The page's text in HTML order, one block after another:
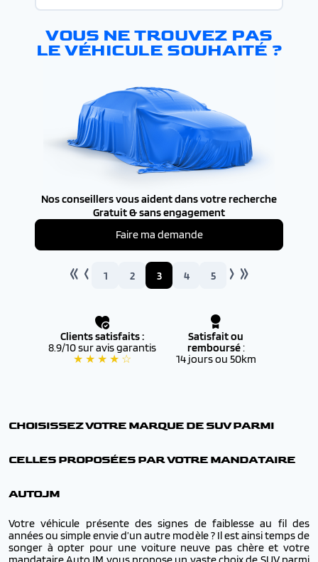
VOUS NE TROUVEZ PAS
LE VÉHICULE SOUHAITÉ ?
Nos conseillers vous aident dans votre recherche
Gratuit & sans engagement
Faire ma demande
1 2 3 4 5
Clients satisfaits :
8.9/10 sur avis garantis
★ ★ ★ ★ ☆
Satisfait ou
remboursé:
14 jours ou 50km
CHOISISSEZ VOTRE MARQUE DE SUV PARMI
CELLES PROPOSÉES PAR VOTRE MANDATAIRE
AUTOJM
Votre véhicule présente des signes de faiblesse au fil des
années ou simple envie d’un autre modèle ? Il est ainsi temps de
songer à opter pour une voiture neuve pas chère et votre